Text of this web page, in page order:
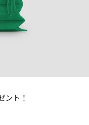
ント！